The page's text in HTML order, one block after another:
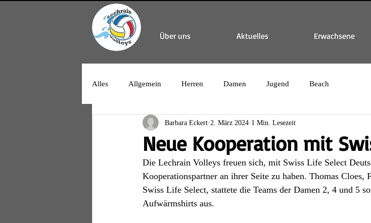
Über uns Aktuelles Erwachsene
Alles Allgemein Herren Damen Jugend Beach
Neue Kooperation mit
Barbara Eckert 2. März 2024 1 Min. Lesezeit
Die Lechrain Volleys freuen sich, mit Swiss Life Select
Kooperationspartner an ihrer Seite zu haben. Thomas Cloes,
Swiss Life Select, stattete die Teams der Damen 2, 4 und 5
Aufwärmshirts aus.